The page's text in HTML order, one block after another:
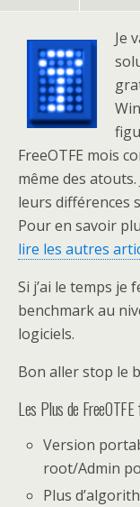
Je
FreeOTFE mois
même des
leurs différences
Pour en savoir
lire les autres
Si j’ai le temps
benchmark au
logiciels.
Bon aller stop le
Les Plus de
Version
root/Admin
Plus